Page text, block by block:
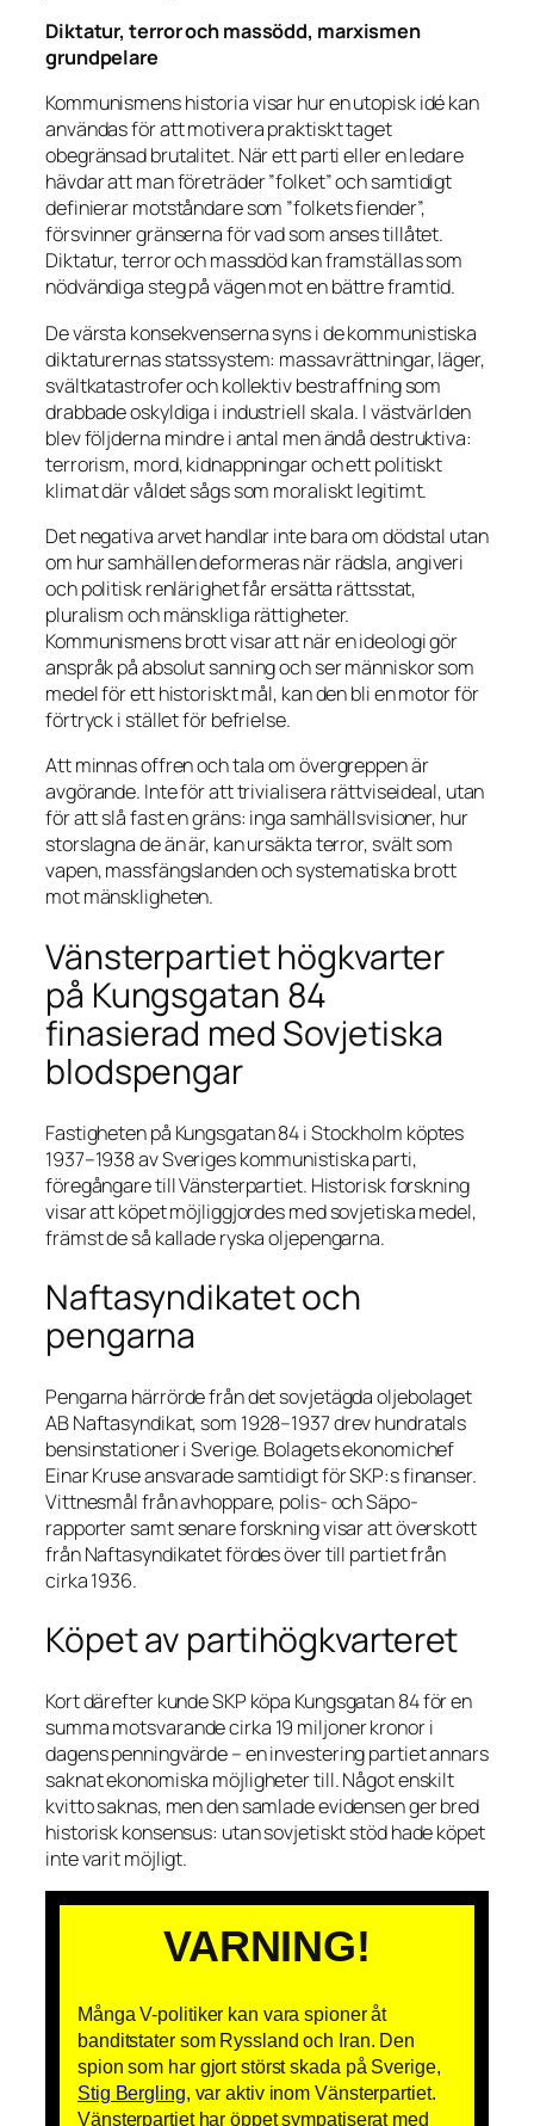
Diktatur, terror och massödd, marxismen
grundpelare
Kommunismens historia visar hur en utopisk idé kan
användas för att motivera praktiskt taget
obegränsad brutalitet. När ett parti eller en ledare
hävdar att man företräder ”folket” och samtidigt
definierar motståndare som ”folkets fiender”,
försvinner gränserna för vad som anses tillåtet.
Diktatur, terror och massdöd kan framställas som
nödvändiga steg på vägen mot en bättre framtid.
De värsta konsekvenserna syns i de kommunistiska
diktaturernas statssystem: massavrättningar, läger,
svältkatastrofer och kollektiv bestraffning som
drabbade oskyldiga i industriell skala. I västvärlden
blev följderna mindre i antal men ändå destruktiva:
terrorism, mord, kidnappningar och ett politiskt
klimat där våldet sågs som moraliskt legitimt.
Det negativa arvet handlar inte bara om dödstal utan
om hur samhällen deformeras när rädsla, angiveri
och politisk renlärighet får ersätta rättsstat,
pluralism och mänskliga rättigheter.
Kommunismens brott visar att när en ideologi gör
anspråk på absolut sanning och ser människor som
medel för ett historiskt mål, kan den bli en motor för
förtryck i stället för befrielse.
Att minnas offren och tala om övergreppen är
avgörande. Inte för att trivialisera rättviseideal, utan
för att slå fast en gräns: inga samhällsvisioner, hur
storslagna de än är, kan ursäkta terror, svält som
vapen, massfängslanden och systematiska brott
mot mänskligheten.
Vänsterpartiet högkvarter
på Kungsgatan 84
finasierad med Sovjetiska
blodspengar
Fastigheten på Kungsgatan 84 i Stockholm köptes
1937–1938 av Sveriges kommunistiska parti,
föregångare till Vänsterpartiet. Historisk forskning
visar att köpet möjliggjordes med sovjetiska medel,
främst de så kallade ryska oljepengarna.
Naftasyndikatet och
pengarna
Pengarna härrörde från det sovjetägda oljebolaget
AB Naftasyndikat, som 1928–1937 drev hundratals
bensinstationer i Sverige. Bolagets ekonomichef
Einar Kruse ansvarade samtidigt för SKP:s finanser.
Vittnesmål från avhoppare, polis- och Säpo-
rapporter samt senare forskning visar att överskott
från Naftasyndikatet fördes över till partiet från
cirka 1936.
Köpet av partihögkvarteret
Kort därefter kunde SKP köpa Kungsgatan 84 för en
summa motsvarande cirka 19 miljoner kronor i
dagens penningvärde – en investering partiet annars
saknat ekonomiska möjligheter till. Något enskilt
kvitto saknas, men den samlade evidensen ger bred
historisk konsensus: utan sovjetiskt stöd hade köpet
inte varit möjligt.
VARNING!
Många V-politiker kan vara spioner åt
banditstater som Ryssland och Iran. Den
spion som har gjort störst skada på Sverige,
Stig Bergling , var aktiv inom Vänsterpartiet.
Vänsterpartiet har öppet sympatiserat med